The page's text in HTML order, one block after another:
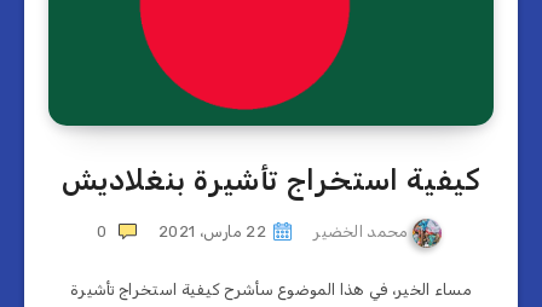
كيفية استخراج تأشيرة بنغلاديش
محمد الخضير 22 مارس، 2021 0
مساء الخير، في هذا الموضوع سأشرح كيفية استخراج تأشيرة